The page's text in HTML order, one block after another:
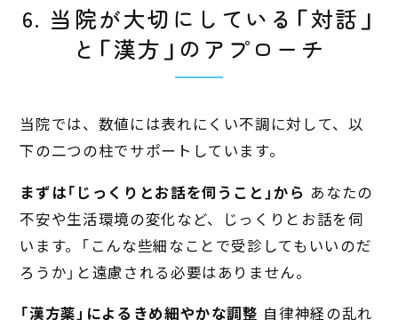
6. 当院が大切にしている「対話」
と「漢方」のアプローチ
当院では、数値には表れにくい不調に対して、以
下の二つの柱でサポートしています。
まずは「じっくりとお話を伺うこと」から あなたの
不安や生活環境の変化など、じっくりとお話を伺
います。「こんな些細なことで受診してもいいのだ
ろうか」と遠慮される必要はありません。
「漢方薬」によるきめ細やかな調整 自律神経の乱れ